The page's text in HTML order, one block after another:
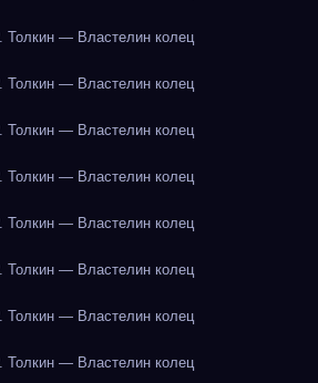
Толкин — Властелин колец
Толкин — Властелин колец
Толкин — Властелин колец
Толкин — Властелин колец
Толкин — Властелин колец
Толкин — Властелин колец
Толкин — Властелин колец
Толкин — Властелин колец